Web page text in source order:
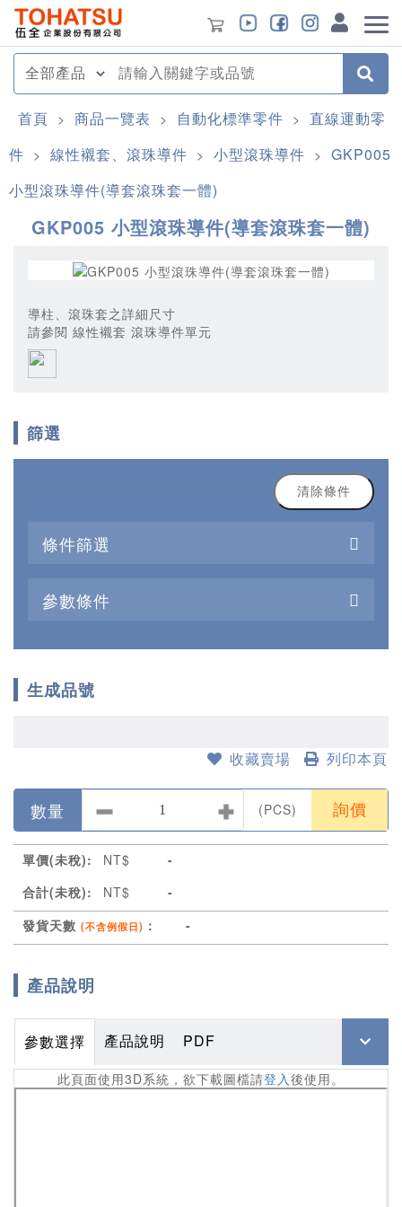
首頁 > 商品一覽表 > 自動化標準零件 >
直線運動零
件 > 線性襯套、滾珠導件 > 小型滾珠導件 > GKP005
小型滾珠導件(導套滾珠套一體)
GKP005 小型滾珠導件(導套滾珠套一體)
導柱、滾珠套之詳細尺寸
請參閱 線性襯套 滾珠導件單元
篩選
清除條件
條件篩選
參數條件
生成品號
收藏賣場 列印本頁
數量 (PCS) 詢價
單價(未稅): NT$
-
合計(未稅):
NT$
-
發貨天數 (不含例假日) ： -
產品說明
參數選擇 產品說明 PDF
此頁面使用3D系統，欲下載圖檔請登入後使用。